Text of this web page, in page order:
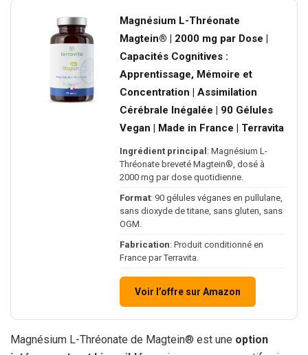
Magnésium L-Thréonate
Magtein® | 2000 mg par Dose |
Capacités Cognitives :
Apprentissage, Mémoire et
Concentration | Assimilation
Cérébrale Inégalée | 90 Gélules
Vegan | Made in France | Terravita
Ingrédient principal: Magnésium L-
Thréonate breveté Magtein®, dosé à
2000 mg par dose quotidienne.
Format: 90 gélules véganes en pullulane,
sans dioxyde de titane, sans gluten, sans
OGM.
Fabrication: Produit conditionné en
France par Terravita.
Voir l’offre sur Amazon
Magnésium L-Thréonate de Magtein® est une option